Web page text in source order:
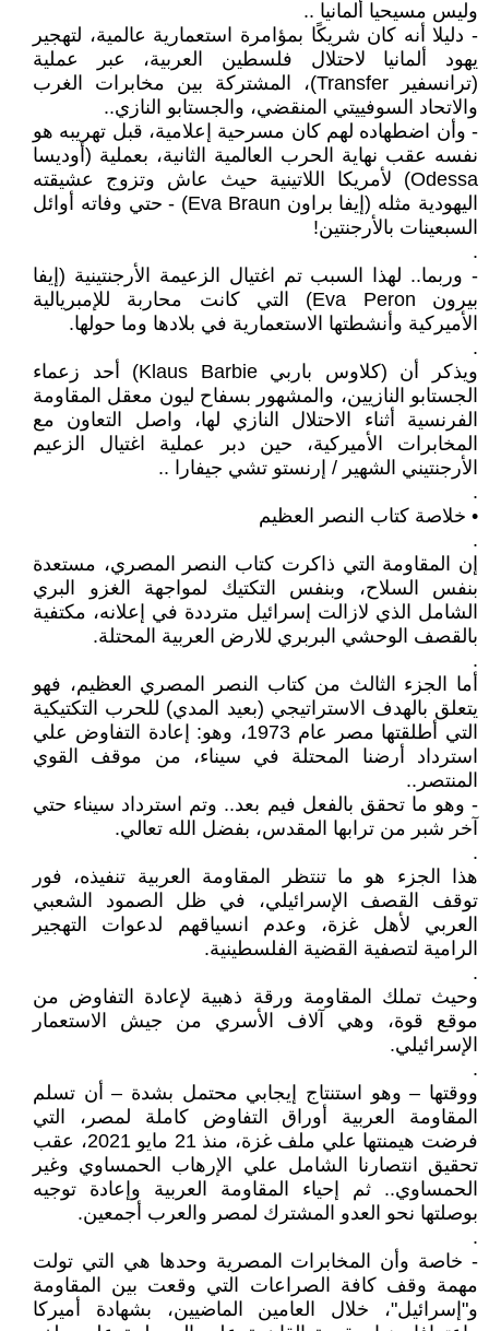
وليس مسيحيا ألمانيا ..
- دليلا أنه كان شريكًا بمؤامرة استعمارية عالمية، لتهجير
يهود ألمانيا لاحتلال فلسطين العربية، عبر عملية
(ترانسفير Transfer)، المشتركة بين مخابرات الغرب
والاتحاد السوفييتي المنقضي، والجستابو النازي..
- وأن اضطهاده لهم كان مسرحية إعلامية، قبل تهريبه هو
نفسه عقب نهاية الحرب العالمية الثانية، بعملية (أوديسا
Odessa) لأمريكا اللاتينية حيث عاش وتزوج عشيقته
اليهودية مثله (إيفا براون Eva Braun) - حتي وفاته أوائل
السبعينات بالأرجنتين!
.
- وربما.. لهذا السبب تم اغتيال الزعيمة الأرجنتينية (إيفا
بيرون Eva Peron) التي كانت محاربة للإمبريالية
الأميركية وأنشطتها الاستعمارية في بلادها وما حولها.
.
ويذكر أن (كلاوس باربي Klaus Barbie) أحد زعماء
الجستابو النازيين، والمشهور بسفاح ليون معقل المقاومة
الفرنسية أثناء الاحتلال النازي لها، واصل التعاون مع
المخابرات الأميركية، حين دبر عملية اغتيال الزعيم
الأرجنتيني الشهير / إرنستو تشي جيفارا ..
.
• خلاصة كتاب النصر العظيم
.
إن المقاومة التي ذاكرت كتاب النصر المصري، مستعدة
بنفس السلاح، وبنفس التكتيك لمواجهة الغزو البري
الشامل الذي لازالت إسرائيل مترددة في إعلانه، مكتفية
بالقصف الوحشي البربري للارض العربية المحتلة.
.
أما الجزء الثالث من كتاب النصر المصري العظيم، فهو
يتعلق بالهدف الاستراتيجي (بعيد المدي) للحرب التكتيكية
التي أطلقتها مصر عام 1973، وهو: إعادة التفاوض علي
استرداد أرضنا المحتلة في سيناء، من موقف القوي
المنتصر..
- وهو ما تحقق بالفعل فيم بعد.. وتم استرداد سيناء حتي
آخر شبر من ترابها المقدس، بفضل الله تعالي.
.
هذا الجزء هو ما تنتظر المقاومة العربية تنفيذه، فور
توقف القصف الإسرائيلي، في ظل الصمود الشعبي
العربي لأهل غزة، وعدم انسياقهم لدعوات التهجير
الرامية لتصفية القضية الفلسطينية.
.
وحيث تملك المقاومة ورقة ذهبية لإعادة التفاوض من
موقع قوة، وهي آلاف الأسري من جيش الاستعمار
الإسرائيلي.
.
ووقتها – وهو استنتاج إيجابي محتمل بشدة – أن تسلم
المقاومة العربية أوراق التفاوض كاملة لمصر، التي
فرضت هيمنتها علي ملف غزة، منذ 21 مايو 2021، عقب
تحقيق انتصارنا الشامل علي الإرهاب الحمساوي وغير
الحمساوي.. ثم إحياء المقاومة العربية وإعادة توجيه
بوصلتها نحو العدو المشترك لمصر والعرب أجمعين.
.
- خاصة وأن المخابرات المصرية وحدها هي التي تولت
مهمة وقف كافة الصراعات التي وقعت بين المقاومة
و"إسرائيل"، خلال العامين الماضيين، بشهادة أميركا